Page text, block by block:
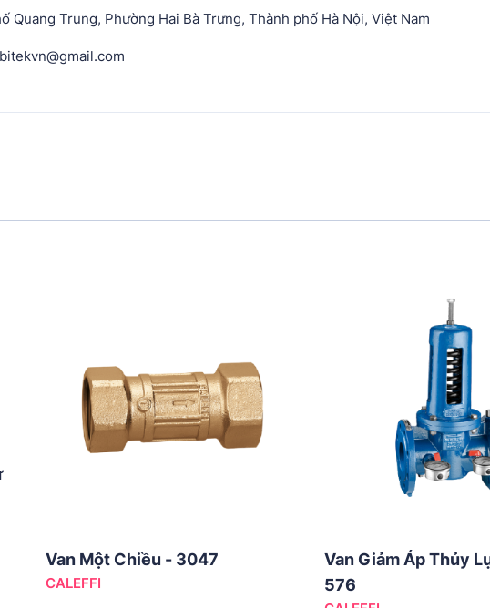
Quang Trung, Phường Hai Bà Trưng, Thành phố Hà Nội, Việt Nam
Van Một Chiều - 3047
CALEFFI
Van Giảm Áp Thủy
576